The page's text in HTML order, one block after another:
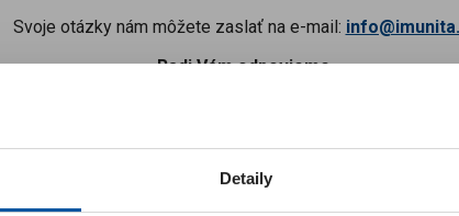
Detaily
Svoje otázky nám môžete zaslať na e-mail:
Radi Vám odpovieme.